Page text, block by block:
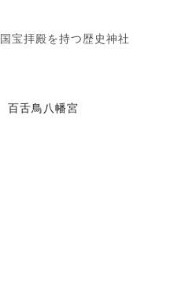
国宝拝殿を持つ歴史神社
百舌鳥八幡宮